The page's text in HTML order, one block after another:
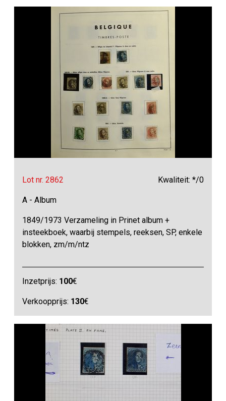
Lot nr. 2862 Kwaliteit: */0
A - Album
1849/1973 Verzameling in Prinet album +
insteekboek, waarbij stempels, reeksen, SP, enkele
blokken, zm/m/ntz
Inzetprijs: 100€
Verkoopprijs: 130€